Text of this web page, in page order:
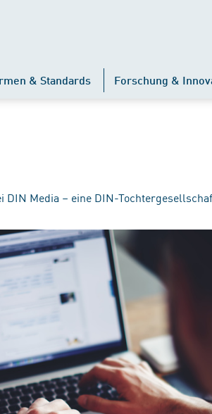
& Standards Forschung &
DIN Media – eine DIN-